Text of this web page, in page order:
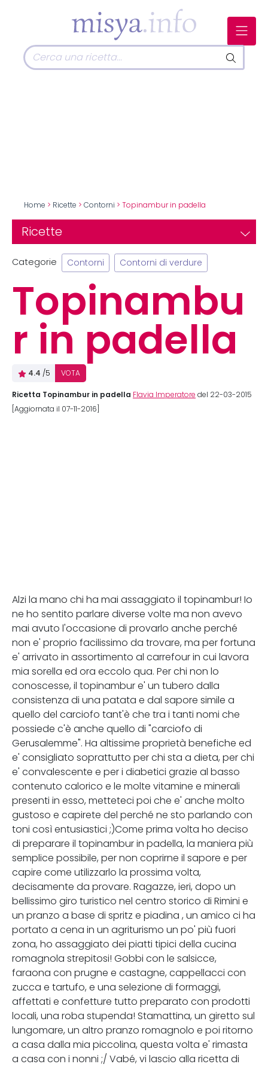
Home > Ricette > Contorni > Topinambur in padella
Ricette
Categorie Contorni Contorni di verdure
Topinambu
r in padella
4.4 /5 VOTA
Ricetta Topinambur in padella Flavia Imperatore del 22-03-2015
[Aggiornata il 07-11-2016]
Alzi la mano chi ha mai assaggiato il topinambur! Io
ne ho sentito parlare diverse volte ma non avevo
mai avuto l'occasione di provarlo anche perché
non e' proprio facilissimo da trovare, ma per fortuna
e' arrivato in assortimento al carrefour in cui lavora
mia sorella ed ora eccolo qua. Per chi non lo
conoscesse, il topinambur e' un tubero dalla
consistenza di una patata e dal sapore simile a
quello del carciofo tant'è che tra i tanti nomi che
possiede c'è anche quello di "carciofo di
Gerusalemme". Ha altissime proprietà benefiche ed
e' consigliato soprattutto per chi sta a dieta, per chi
e' convalescente e per i diabetici grazie al basso
contenuto calorico e le molte vitamine e minerali
presenti in esso, metteteci poi che e' anche molto
gustoso e capirete del perché ne sto parlando con
toni così entusiastici ;)Come prima volta ho deciso
di preparare il topinambur in padella, la maniera più
semplice possibile, per non coprirne il sapore e per
capire come utilizzarlo la prossima volta,
decisamente da provare. Ragazze, ieri, dopo un
bellissimo giro turistico nel centro storico di Rimini e
un pranzo a base di spritz e piadina , un amico ci ha
portato a cena in un agriturismo un po' più fuori
zona, ho assaggiato dei piatti tipici della cucina
romagnola strepitosi! Gobbi con le salsicce,
faraona con prugne e castagne, cappellacci con
zucca e tartufo, e una selezione di formaggi,
affettati e confetture tutto preparato con prodotti
locali, una roba stupenda! Stamattina, un giretto sul
lungomare, un altro pranzo romagnolo e poi ritorno
a casa dalla mia piccolina, questa volta e' rimasta
a casa con i nonni ;/ Vabé, vi lascio alla ricetta di